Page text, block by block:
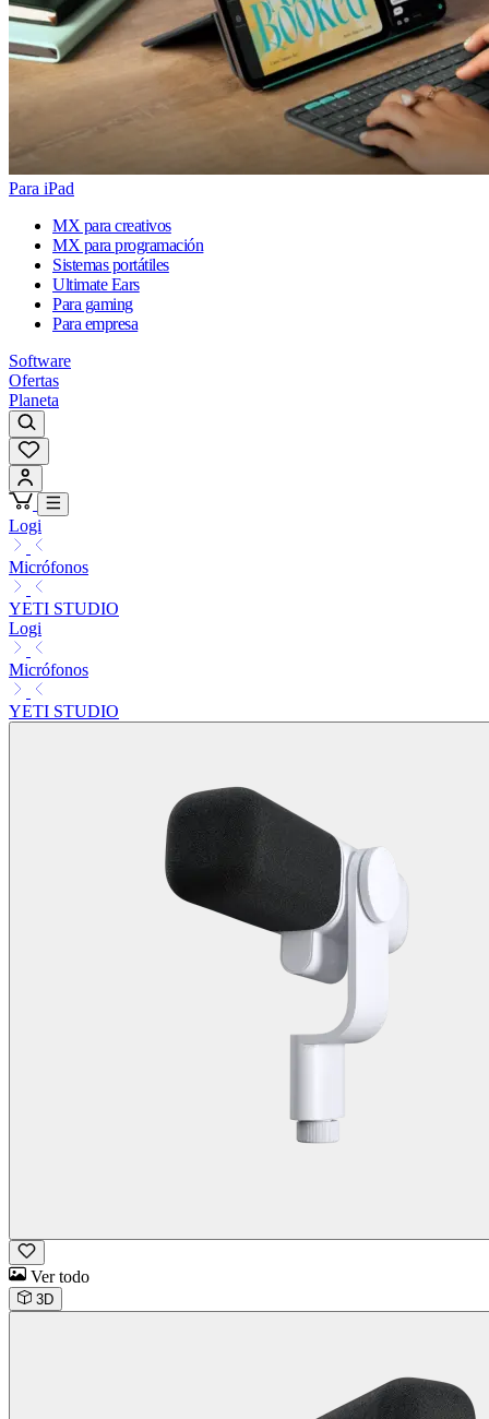
Para iPad
MX para creativos
MX para programación
Sistemas portátiles
Ultimate Ears
Para gaming
Para empresa
Software
Ofertas
Planeta
Logi
Micrófonos
YETI STUDIO
Logi
Micrófonos
YETI STUDIO
Ver todo
3D